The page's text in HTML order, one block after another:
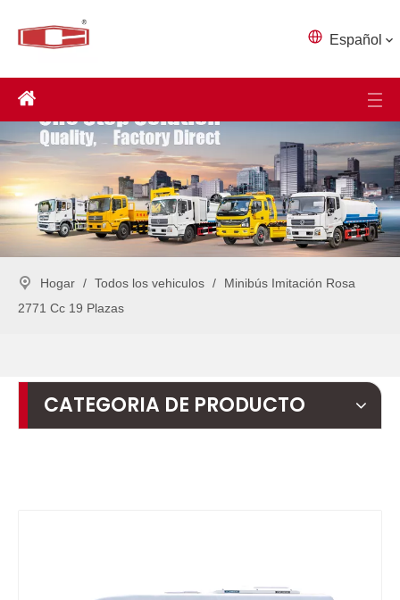
Español
Hogar / Todos los vehiculos /
Minibús Imitación Rosa
2771 Cc 19 Plazas
CATEGORIA DE PRODUCTO